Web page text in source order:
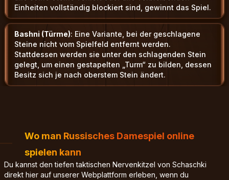
Einheiten vollständig blockiert sind, gewinnt das Spiel.
Bashni (Türme): Eine Variante, bei der geschlagene
Steine nicht vom Spielfeld entfernt werden.
Stattdessen werden sie unter den schlagenden Stein
gelegt, um einen gestapelten „Turm“ zu bilden, dessen
Besitz sich je nach oberstem Stein ändert.
Wo man Russisches Damespiel online
spielen kann
Du kannst den tiefen taktischen Nervenkitzel von Schaschki
direkt hier auf unserer Webplattform erleben, wenn du